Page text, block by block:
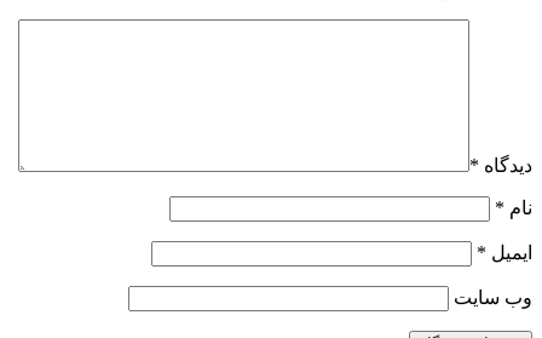
دیدگاه *
نام *
ایمیل *
وب‌ سایت